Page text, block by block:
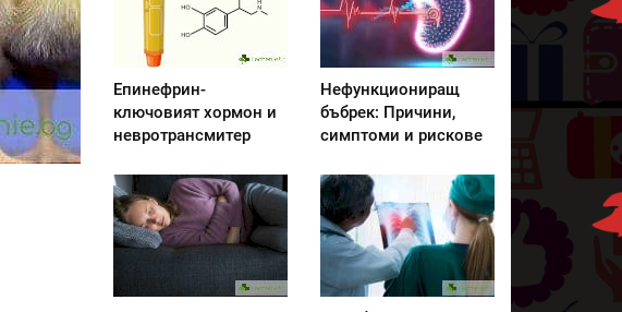
Епинефрин-
ключовият хормон и
невротрансмитер
Нефункциониращ
бъбрек: Причини,
симптоми и рискове